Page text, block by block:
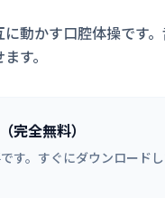
動かす口腔体操です
す。
完全無料）
す。すぐにダウンロード